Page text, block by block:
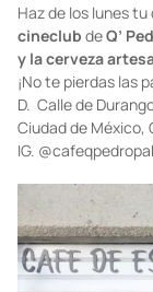
Haz de los lunes
cineclub deQ’
y la cerveza
¡No te pierdas las
D. Calle de
Ciudad de México,
IG.